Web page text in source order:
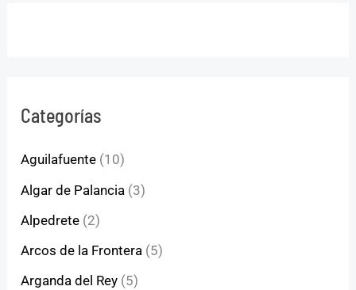
Categorías
Aguilafuente (10)
Algar de Palancia (3)
Alpedrete (2)
Arcos de la Frontera (5)
Arganda del Rey (5)